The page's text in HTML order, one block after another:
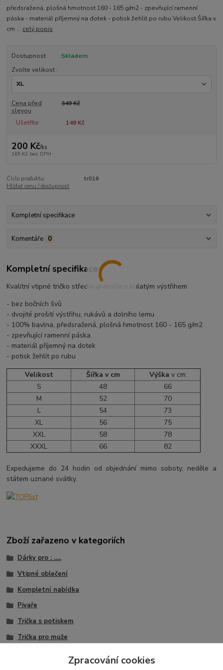
předsražená, plošná hmotnost 160 - 165 g/m2 - zpevňující ramenní
páska - materiál příjemný na dotek - potisk žehlit po rubu Velikost Šířka v
cm ... celý popis
Dostupnost
Skladem
Zvolte velikost :
Cena před
slevou
349 Kč
Ušetříte 149 Kč
200 Kč/ks
165 Kč bez DPH
Číslo produktu:
tr016
Hlídat cenu / dostupnost
Kompletní specifikace
Komentáře 0
Kompletní specifikace
Kvalitní vtipné tričko střední gramáže s kulatým výstřihem
- bez bočních švů
- dvojité prošití výstřihu, rukávů a dolního lemu
- 100% bavlna, předsražená, plošná hmotnost 160 - 165 g/m2
- zpevňující ramenní páska
- materiál příjemný na dotek
- potisk žehlit po rubu
Velikost
Šířka v cm Výška v cm
S
48
66
M
52
70
L
54
73
XL
56
75
XXL
58
78
XXXL
66 82
Expedujeme do 24 hodin od objednání mimo soboty, neděle a
státem uznané svátky.
Zboží zařazeno v kategoriích
Dárky pro : .....
Vtipné oblečení
Kompletní nabídka
Pivaře
Trička s potiskem
Trička pro muže
Zpracování cookies